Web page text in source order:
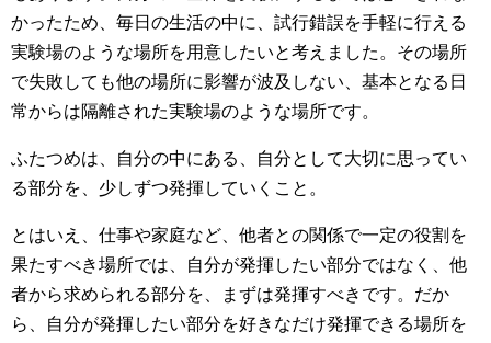
かったため、毎日の生活の中に、試行錯誤を手軽に行える
実験場のような場所を用意したいと考えました。その場所
で失敗しても他の場所に影響が波及しない、基本となる日
常からは隔離された実験場のような場所です。
ふたつめは、自分の中にある、自分として大切に思ってい
る部分を、少しずつ発揮していくこと。
とはいえ、仕事や家庭など、他者との関係で一定の役割を
果たすべき場所では、自分が発揮したい部分ではなく、他
者から求められる部分を、まずは発揮すべきです。だか
ら、自分が発揮したい部分を好きなだけ発揮できる場所を